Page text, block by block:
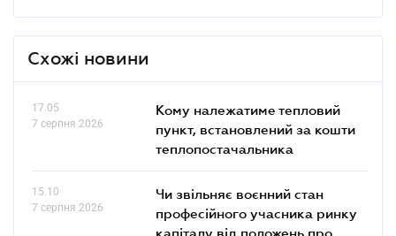
Схожі новини
17.05
7 серпня 2026
Кому належатиме тепловий
пункт, встановлений за кошти
теплопостачальника
15.10
7 серпня 2026
Чи звільняє воєнний стан
професійного учасника ринку
капіталу від положень про